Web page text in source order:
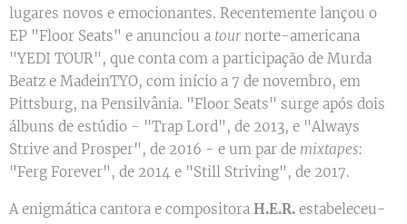
lugares novos e emocionantes. Recentemente lançou o
EP "Floor Seats" e anunciou a tour norte-americana
"YEDI TOUR", que conta com a participação de Murda
Beatz e MadeinTYO, com início a 7 de novembro, em
Pittsburg, na Pensilvânia. "Floor Seats" surge após dois
álbuns de estúdio - "Trap Lord", de 2013, e "Always
Strive and Prosper", de 2016 - e um par de mixtapes:
"Ferg Forever", de 2014 e "Still Striving", de 2017.
A enigmática cantora e compositora H.E.R. estabeleceu-